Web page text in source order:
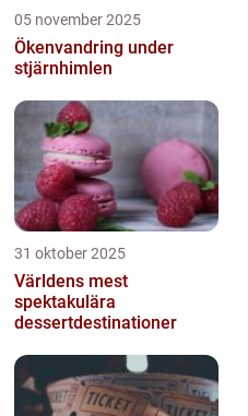
05 november 2025
Ökenvandring under
stjärnhimlen
31 oktober 2025
Världens mest
spektakulära
dessertdestinationer